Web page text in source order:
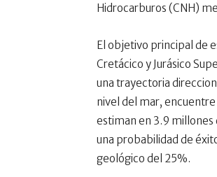
Hidrocarburos (CNH)
El objetivo principal de
Cretácico y Jurásico
una trayectoria
nivel del mar,
estiman en 3.9
una probabilidad de
geológico del 25%.